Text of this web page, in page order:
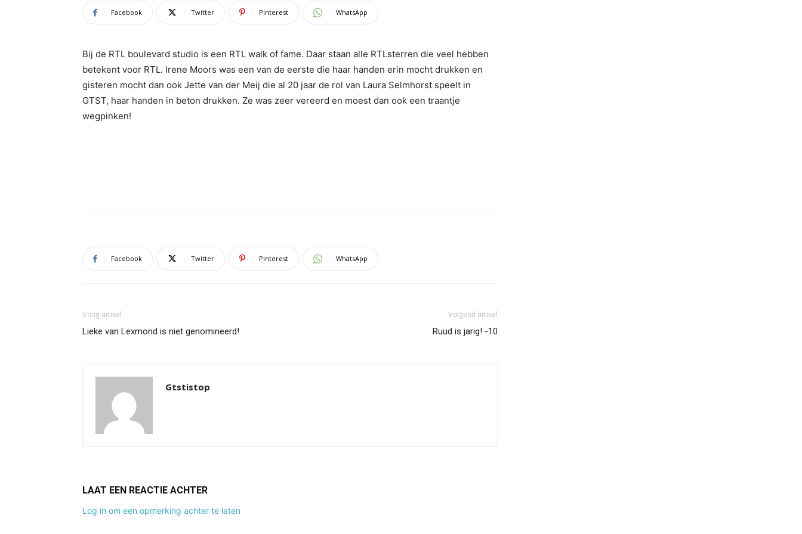
Facebook Twitter Pinterest WhatsApp
Bij de RTL boulevard studio is een RTL walk of fame. Daar staan alle RTLsterren die veel hebben
betekent voor RTL. Irene Moors was een van de eerste die haar handen erin mocht drukken en
gisteren mocht dan ook Jette van der Meij die al 20 jaar de rol van Laura Selmhorst speelt in
GTST, haar handen in beton drukken. Ze was zeer vereerd en moest dan ook een traantje
wegpinken!
Facebook Twitter Pinterest WhatsApp
Vorig artikel
Lieke van Lexmond is niet genomineerd!
Volgend artikel
Ruud is jarig! -10
Gtstistop
LAAT EEN REACTIE ACHTER
Log in om een opmerking achter te laten